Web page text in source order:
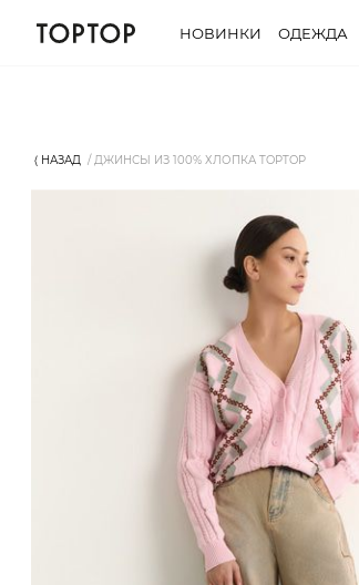
НОВИНКИ ОДЕЖДА
⟨ НАЗАД ДЖИНСЫ ИЗ 100% ХЛОПКА TOPTOP